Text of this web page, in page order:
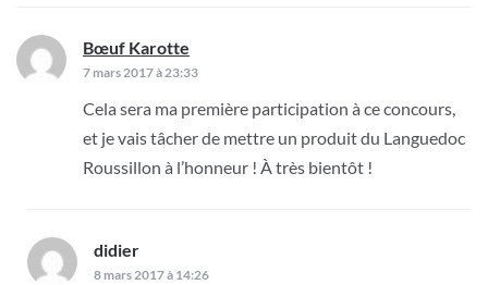
Bœuf Karotte
7 mars 2017 à 23:33
Cela sera ma première participation à ce concours,
et je vais tâcher de mettre un produit du Languedoc
Roussillon à l’honneur ! À très bientôt !
didier
8 mars 2017 à 14:26